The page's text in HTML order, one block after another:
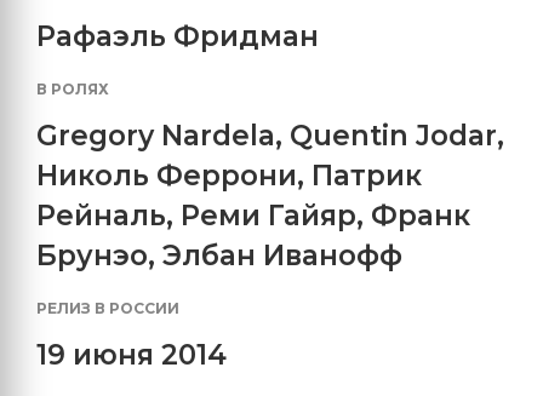
Рафаэль Фридман
В РОЛЯХ
Gregory Nardela, Quentin Jodar,
Николь Феррони, Патрик
Рейналь, Реми Гайяр, Франк
Брунэо, Элбан Иванофф
РЕЛИЗ В РОССИИ
19 июня 2014